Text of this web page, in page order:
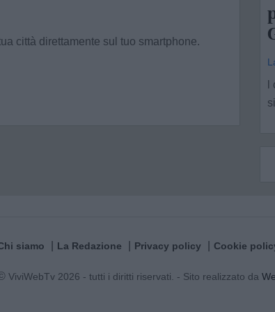
città direttamente sul tuo smartphone.
siamo La Redazione Privacy policy Cookie
© ViviWebTv 2026 - tutti i diritti riservati. - Sito realizzato da